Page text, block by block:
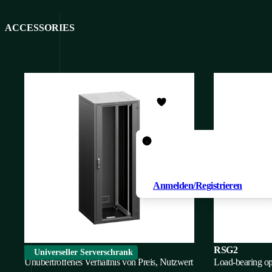
ACCESSORIES
Universeller Serverschrank
iSEVEN Ri7
Unübertroffenes Verhältnis von Preis, Nutzwert
Anmelden/Registrieren
RSG2
Load-bearing